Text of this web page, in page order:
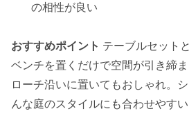
の相性が良い
おすすめポイント テーブルセット
ベンチを置くだけで空間が引き締
ローチ沿いに置いてもおしゃれ。
んな庭のスタイルにも合わせやすい